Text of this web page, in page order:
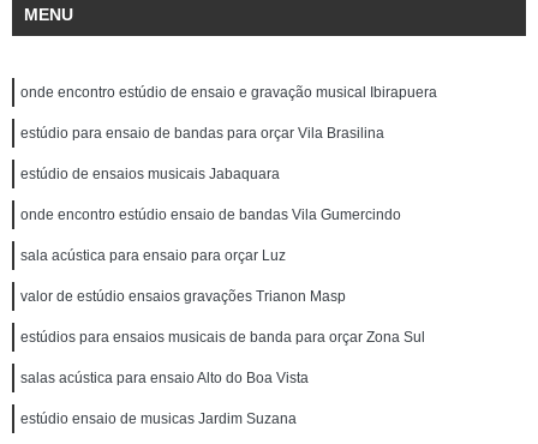
MENU
onde encontro estúdio de ensaio e gravação musical Ibirapuera
estúdio para ensaio de bandas para orçar Vila Brasilina
estúdio de ensaios musicais Jabaquara
onde encontro estúdio ensaio de bandas Vila Gumercindo
sala acústica para ensaio para orçar Luz
valor de estúdio ensaios gravações Trianon Masp
estúdios para ensaios musicais de banda para orçar Zona Sul
salas acústica para ensaio Alto do Boa Vista
estúdio ensaio de musicas Jardim Suzana